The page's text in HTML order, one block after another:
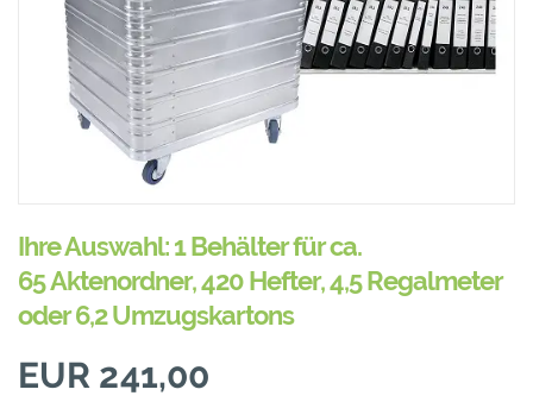
Ihre Auswahl: 1 Behälter für ca.
65 Aktenordner, 420 Hefter, 4,5 Regalmeter
oder 6,2 Umzugskartons
EUR 241,00